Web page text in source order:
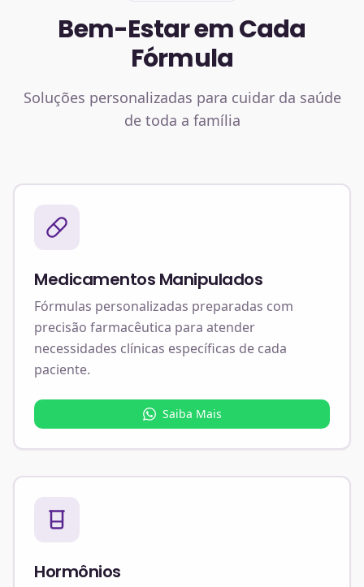
Bem-Estar em Cada
Fórmula
Soluções personalizadas para cuidar da saúde
de toda a família
Medicamentos Manipulados
Fórmulas personalizadas preparadas com
precisão farmacêutica para atender
necessidades clínicas específicas de cada
paciente.
Saiba Mais
Hormônios